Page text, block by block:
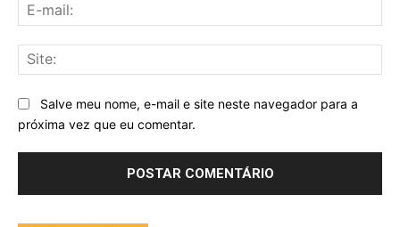
Salve meu nome, e-mail e site neste navegador para a
próxima vez que eu comentar.